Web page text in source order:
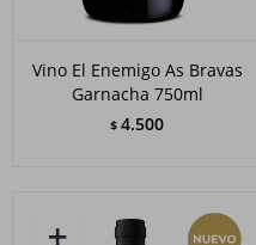
Vino El Enemigo As Bravas
Garnacha 750ml
$ 4.500